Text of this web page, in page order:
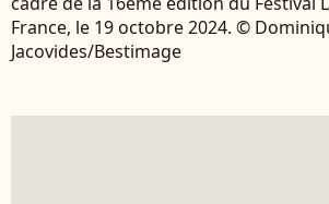
France, le 19 octobre 2024. ©
Jacovides/Bestimage